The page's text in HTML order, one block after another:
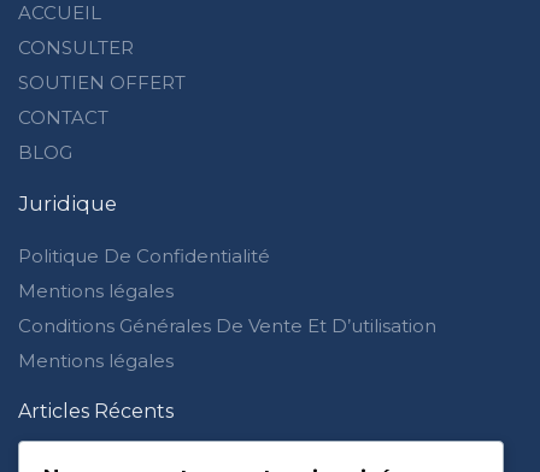
ACCUEIL
CONSULTER
SOUTIEN OFFERT
CONTACT
BLOG
Juridique
Politique De Confidentialité
Mentions légales
Conditions Générales De Vente Et D’utilisation
Mentions légales
Articles Récents